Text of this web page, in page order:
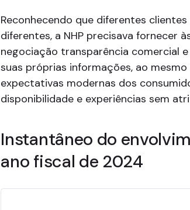
Reconhecendo que diferentes
diferentes, a NHP precisava fornecer
negociação transparência comercial
suas próprias informações, ao
expectativas modernas dos
disponibilidade e experiências sem
Instantâneo do
ano fiscal de 2024